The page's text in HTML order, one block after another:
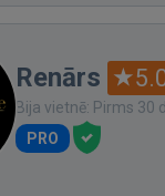
Renārs
Bija vietnē: Pirms 30
PRO